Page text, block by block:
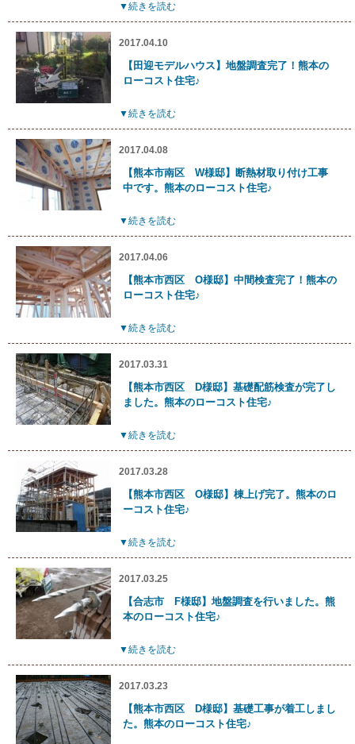
▼続きを読む
2017.04.10
【田迎モデルハウス】地盤調査完了！熊本の
ローコスト住宅♪
▼続きを読む
2017.04.08
【熊本市南区 W様邸】断熱材取り付け工事
中です。熊本のローコスト住宅♪
▼続きを読む
2017.04.06
【熊本市西区 O様邸】中間検査完了！熊本の
ローコスト住宅♪
▼続きを読む
2017.03.31
【熊本市西区 D様邸】基礎配筋検査が完了し
ました。熊本のローコスト住宅♪
▼続きを読む
2017.03.28
【熊本市西区 O様邸】棟上げ完了。熊本のロ
ーコスト住宅♪
▼続きを読む
2017.03.25
【合志市 F様邸】地盤調査を行いました。熊
本のローコスト住宅♪
▼続きを読む
2017.03.23
【熊本市西区 D様邸】基礎工事が着工しまし
た。熊本のローコスト住宅♪